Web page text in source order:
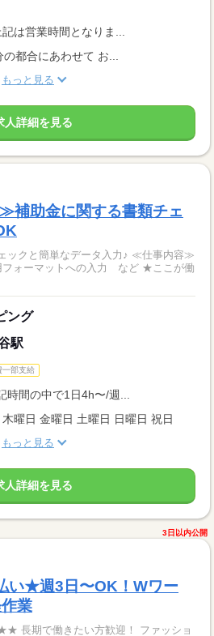
は営業時間となりま...
都合にあわせて お...
もっと見る
人詳細を見る
助金に関する書類チェ
簡単なデータ入力♪ ≪仕事内容≫
マットへの入力 など ★ここが働
ング
駅
一部支給
間の中で1日4h〜/週...
曜日 金曜日 土曜日 日曜日 祝日
もっと見る
人詳細を見る
3日以内公開
い★週3日〜OK！Wワー
業
長期で働きたい方歓迎！ ファッショ